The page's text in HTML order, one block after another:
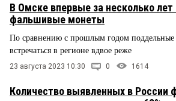
В Омске впервые за несколько
фальшивые монеты
По сравнению с прошлым годом поддельные
встречаться в регионе вдвое реже
23 августа 2023 10:30 0 1614
Количество выявленных в России